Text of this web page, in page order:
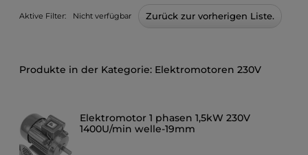
Aktive Filter: Nicht verfügbar Zurück zur vorherigen Liste.
Elektromotoren 230V
Elektromotor 1 phasen 1,5kW 230V
1400U/min welle-19mm